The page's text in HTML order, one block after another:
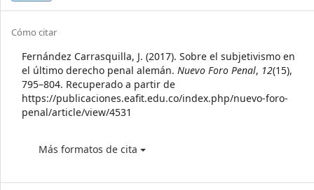
Sidebar
Article
Details
Cómo citar
Fernández Carrasquilla, J. (2017). Sobre el subjetivismo en
el último derecho penal alemán. Nuevo Foro Penal, 12(15),
795–804. Recuperado a partir de
https://publicaciones.eafit.edu.co/index.php/nuevo-foro-
penal/article/view/4531
Más formatos de cita